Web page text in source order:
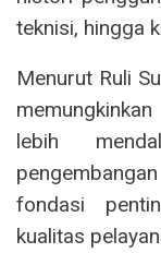
teknisi, hingga
Menurut Ruli
lebih
fondasi
kualitas